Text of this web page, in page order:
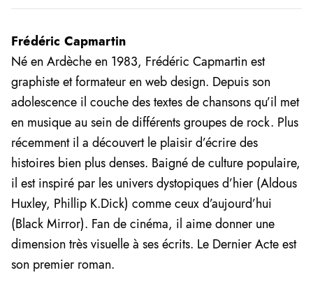
Frédéric Capmartin
Né en Ardèche en 1983, Frédéric Capmartin est
graphiste et formateur en web design. Depuis son
adolescence il couche des textes de chansons qu’il met
en musique au sein de différents groupes de rock. Plus
récemment il a découvert le plaisir d’écrire des
histoires bien plus denses. Baigné de culture populaire,
il est inspiré par les univers dystopiques d’hier (Aldous
Huxley, Phillip K.Dick) comme ceux d’aujourd’hui
(Black Mirror). Fan de cinéma, il aime donner une
dimension très visuelle à ses écrits. Le Dernier Acte est
son premier roman.